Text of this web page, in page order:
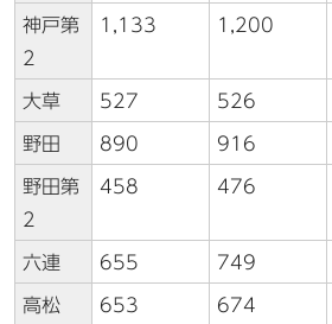
神戸第
2
1,133 1,200
大草 527 526
野田 890 916
野田第
2
458 476
六連 655 749
高松 653 674